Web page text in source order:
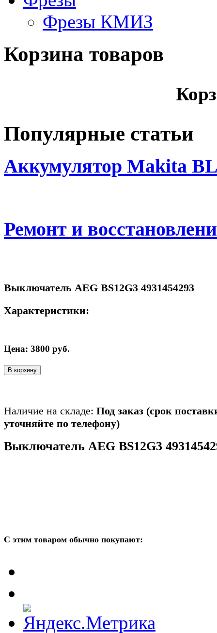
Фрезы КМИЗ
Корзина товаров
Популярные статьи
Аккумулятор Makita
Ремонт и
Выключатель AEG BS12G3 4931454293
Характеристики:
Цена: 3800 руб.
В корзину
Наличие на складе: Под заказ (срок
уточняйте по телефону)
Выключатель AEG BS12G3
С этим товаром обычно покупают: